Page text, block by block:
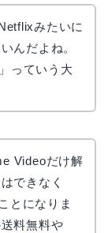
みたいに
んだよね。
っていう大
Videoだけ解
できなく
とになりま
料無料や